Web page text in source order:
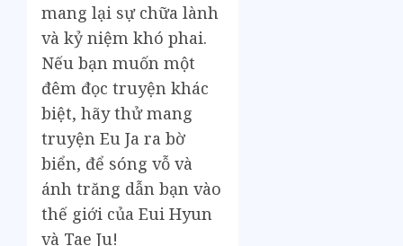
mang lại sự chữa lành
và kỷ niệm khó phai.
Nếu bạn muốn một
đêm đọc truyện khác
biệt, hãy thử mang
truyện Eu Ja ra bờ
biển, để sóng vỗ và
ánh trăng dẫn bạn vào
thế giới của Eui Hyun
và Tae Ju!